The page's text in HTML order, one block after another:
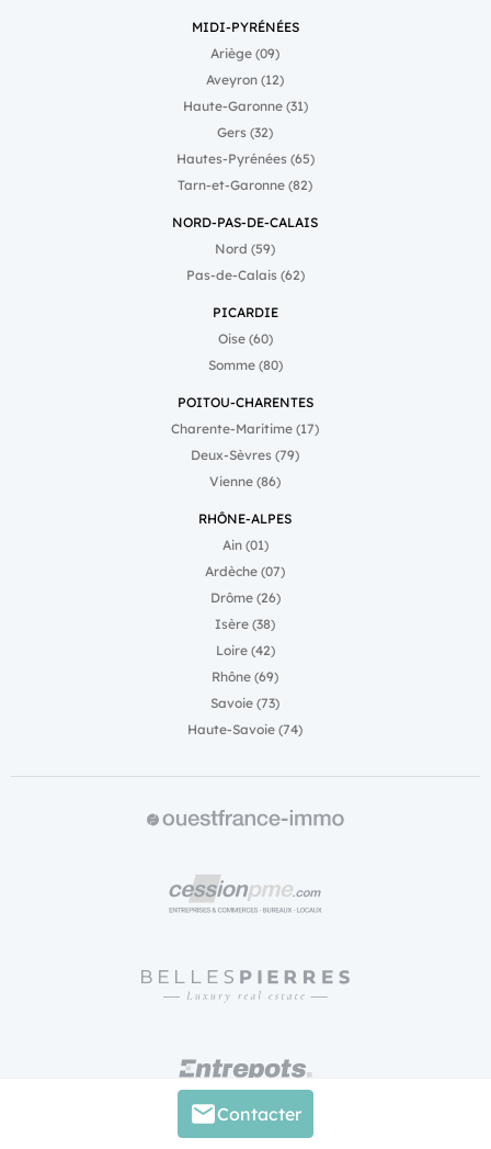
MIDI-PYRÉNÉES
Ariège (09)
Aveyron (12)
Haute-Garonne (31)
Gers (32)
Hautes-Pyrénées (65)
Tarn-et-Garonne (82)
NORD-PAS-DE-CALAIS
Nord (59)
Pas-de-Calais (62)
PICARDIE
Oise (60)
Somme (80)
POITOU-CHARENTES
Charente-Maritime (17)
Deux-Sèvres (79)
Vienne (86)
RHÔNE-ALPES
Ain (01)
Ardèche (07)
Drôme (26)
Isère (38)
Loire (42)
Rhône (69)
Savoie (73)
Haute-Savoie (74)
Contacter